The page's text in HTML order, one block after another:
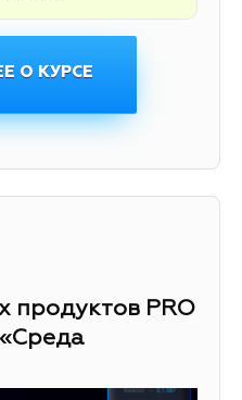
О КУРСЕ
продуктов PRO